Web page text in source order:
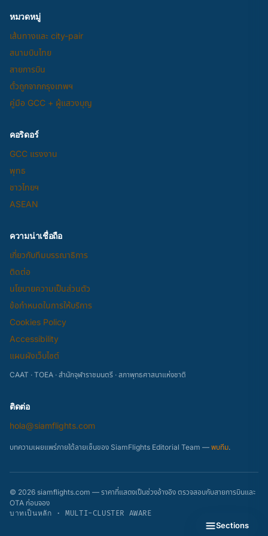
Sections
หมวดหมู่
เส้นทางและ city-pair
สนามบินไทย
สายการบิน
ตั๋วถูกจากกรุงเทพฯ
คู่มือ GCC + ผู้แสวงบุญ
คอริดอร์
GCC แรงงาน
พุทธ
ชาวไทยฯ
ASEAN
ความน่าเชื่อถือ
เกี่ยวกับทีมบรรณาธิการ
ติดต่อ
นโยบายความเป็นส่วนตัว
ข้อกำหนดในการให้บริการ
Cookies Policy
Accessibility
แผนผังเว็บไซต์
CAAT · TOEA · สำนักจุฬาราชมนตรี · สภาพุทธศาสนาแห่งชาติ
ติดต่อ
hola@siamflights.com
บทความเผยแพร่ภายใต้ลายเซ็นของ SiamFlights Editorial Team — พบทีม.
© 2026 siamflights.com — ราคาที่แสดงเป็นช่วงอ้างอิง ตรวจสอบกับสายการบินและ
OTA ก่อนจอง
บาทเป็นหลัก · MULTI-CLUSTER AWARE